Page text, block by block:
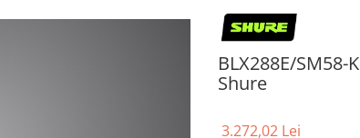
BLX288E/
Shure
3.272,02 Lei